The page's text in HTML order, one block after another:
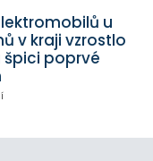
u
v kraji vzrostlo
špici poprvé